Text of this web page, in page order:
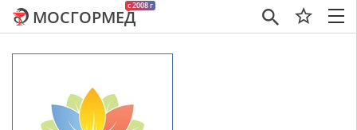
×
c 2008 г
МОСГОРМЕД